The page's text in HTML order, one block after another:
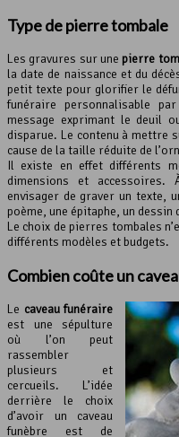
Type de pierre tombale
Les gravures sur une pierre
la date de naissance et du
petit texte pour glorifier le
funéraire personnalisable
message exprimant le deuil
disparue. Le contenu à mettre
cause de la taille réduite de
Il existe en effet différents
dimensions et
envisager de graver un texte,
poème, une épitaphe, un dessin
Le choix de pierres tombales
différents modèles et budgets.
Combien coûte un
Le caveau funéraire
est une sépulture
où l’on peut
rassembler
plusieurs et
cercueils. L’idée
derrière le choix
d’avoir un caveau
funèbre est de